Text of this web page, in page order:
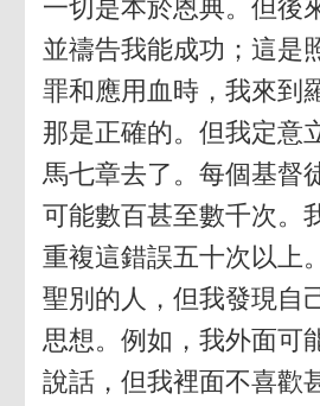
一切是本於恩典。但後
並禱告我能成功；這是
罪和應用血時，我來到
那是正確的。但我定意
馬七章去了。每個基督
可能數百甚至數千次。
重複這錯誤五十次以上
聖別的人，但我發現自
思想。例如，我外面可
說話，但我裡面不喜歡